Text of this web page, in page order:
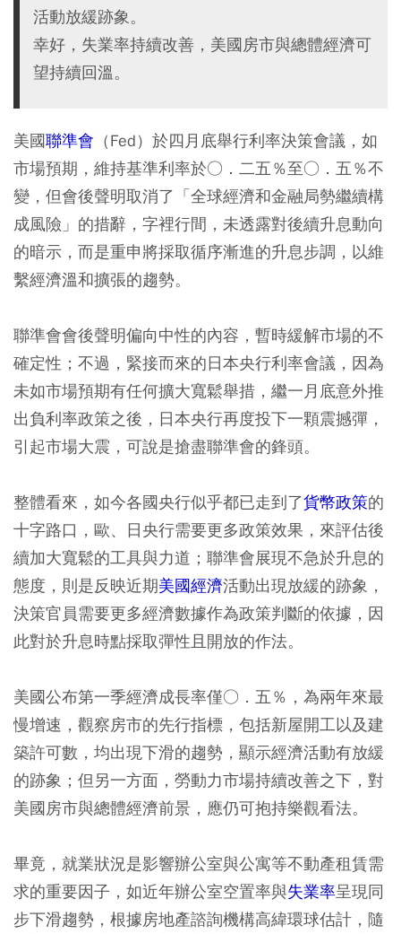
活動放緩跡象。
幸好，失業率持續改善，美國房市與總體經濟可
望持續回溫。
美國聯準會 （Fed）於四月底舉行利率決策會議，如
市場預期，維持基準利率於○．二五％至○．五％不
變，但會後聲明取消了「全球經濟和金融局勢繼續構
成風險」的措辭，字裡行間，未透露對後續升息動向
的暗示，而是重申將採取循序漸進的升息步調，以維
繫經濟溫和擴張的趨勢。
聯準會會後聲明偏向中性的內容，暫時緩解市場的不
確定性；不過，緊接而來的日本央行利率會議，因為
未如市場預期有任何擴大寬鬆舉措，繼一月底意外推
出負利率政策之後，日本央行再度投下一顆震撼彈，
引起市場大震，可說是搶盡聯準會的鋒頭。
整體看來，如今各國央行似乎都已走到了貨幣政策的
十字路口，歐、日央行需要更多政策效果，來評估後
續加大寬鬆的工具與力道；聯準會展現不急於升息的
態度，則是反映近期美國經濟活動出現放緩的跡象，
決策官員需要更多經濟數據作為政策判斷的依據，因
此對於升息時點採取彈性且開放的作法。
美國公布第一季經濟成長率僅○．五％，為兩年來最
慢增速，觀察房市的先行指標，包括新屋開工以及建
築許可數，均出現下滑的趨勢，顯示經濟活動有放緩
的跡象；但另一方面，勞動力市場持續改善之下，對
美國房市與總體經濟前景，應仍可抱持樂觀看法。
畢竟，就業狀況是影響辦公室與公寓等不動產租賃需
求的重要因子，如近年辦公室空置率與失業率呈現同
步下滑趨勢，根據房地產諮詢機構高緯環球估計，隨